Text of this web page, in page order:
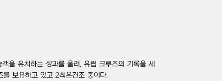
을 유치하는 성과를 올려, 유럽 크루즈의 기록을 세
보유하고 있고 2척은건조 중이다.